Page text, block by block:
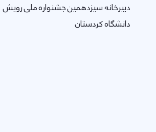
دبيرخانه سیزدهمین جشنواره ملی رویش
دانشگاه کردستان